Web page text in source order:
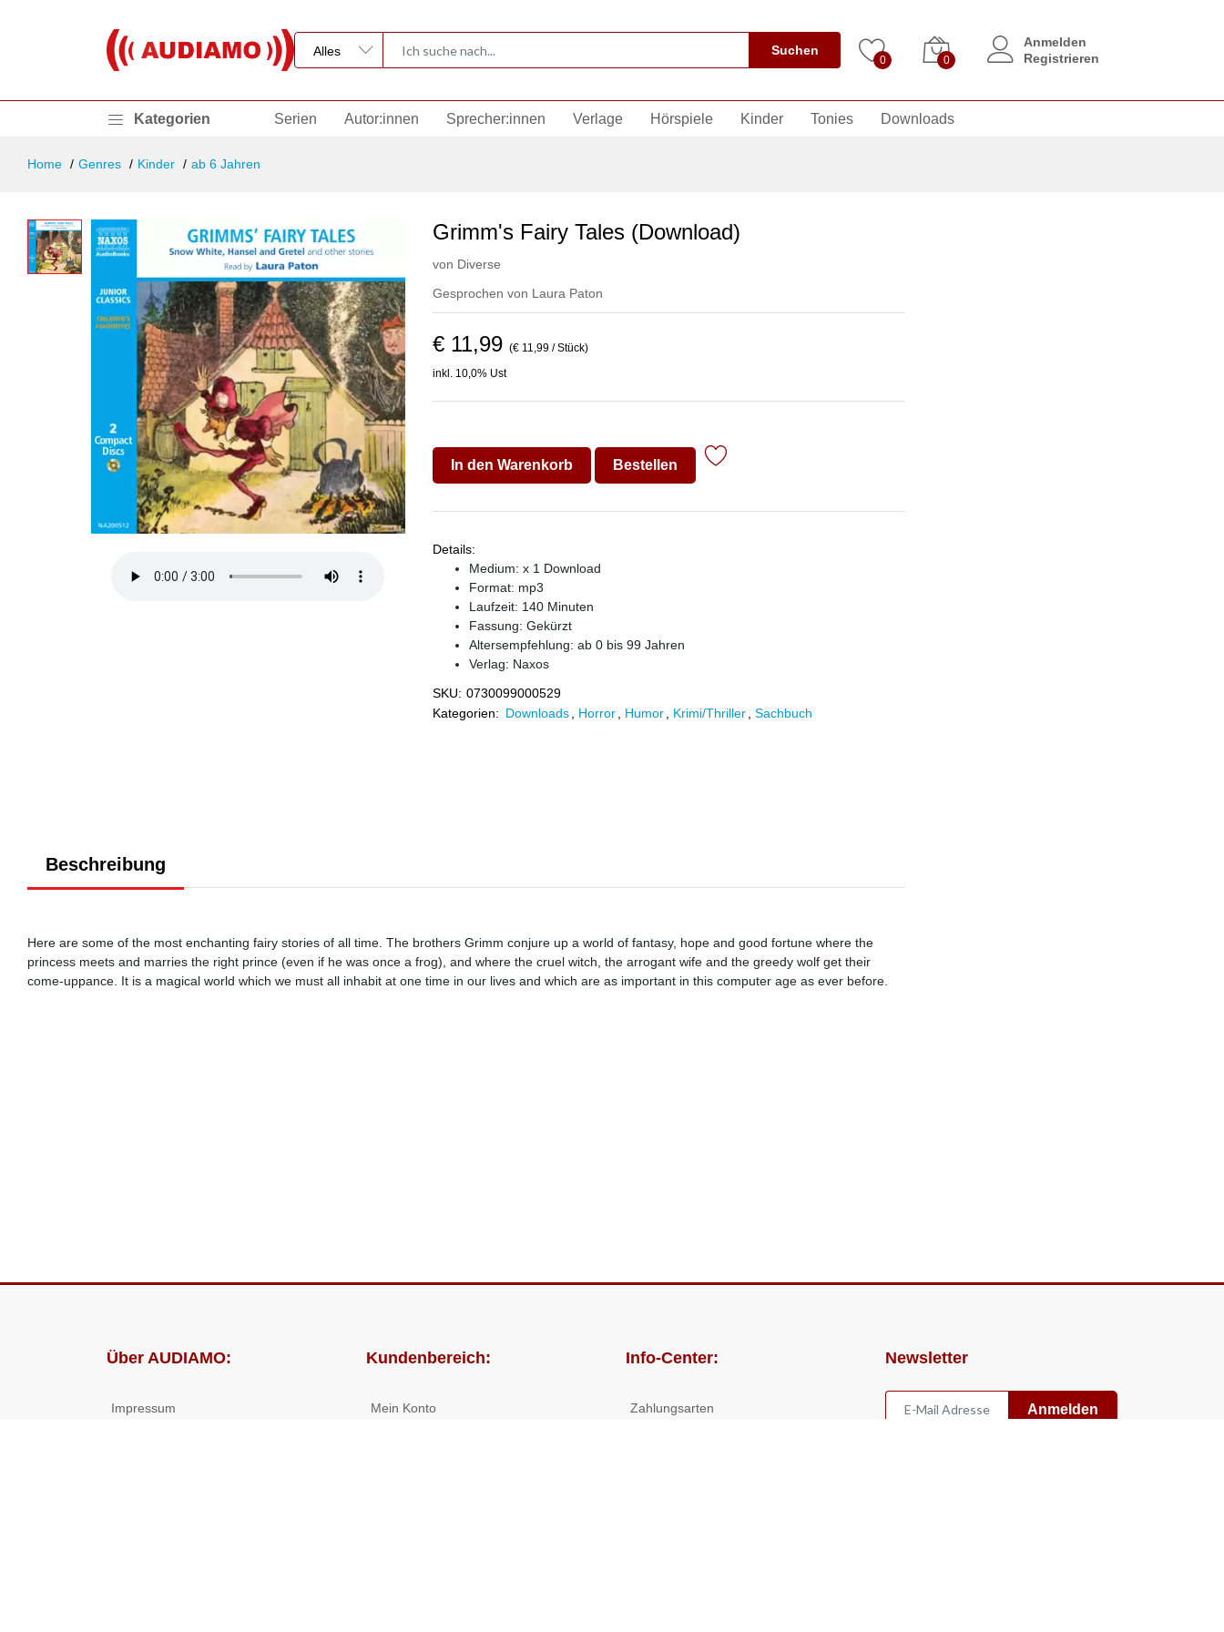
Suchen
0 0
Anmelden
Registrieren
Kategorien Serien Autor:innen Sprecher:innen Verlage Hörspiele Kinder Tonies Downloads
Home Genres Kinder ab 6 Jahren
Grimm's Fairy Tales (Download)
von Diverse
Gesprochen von Laura Paton
€ 11,99 (€ 11,99 / Stück)
inkl. 10,0% Ust
In den Warenkorb Bestellen
Details:
Medium: x 1 Download
Format: mp3
Laufzeit: 140 Minuten
Fassung: Gekürzt
Altersempfehlung: ab 0 bis 99 Jahren
Verlag: Naxos
SKU: 0730099000529
Kategorien: Downloads Horror Humor Krimi/Thriller Sachbuch
Beschreibung
Here are some of the most enchanting fairy stories of all time. The brothers Grimm conjure up a world of fantasy, hope and good fortune where the
princess meets and marries the right prince (even if he was once a frog), and where the cruel witch, the arrogant wife and the greedy wolf get their
come-uppance. It is a magical world which we must all inhabit at one time in our lives and which are as important in this computer age as ever before.
Über AUDIAMO:
Impressum
Kundenbereich:
Mein Konto
Info-Center:
Zahlungsarten
Newsletter
Anmelden